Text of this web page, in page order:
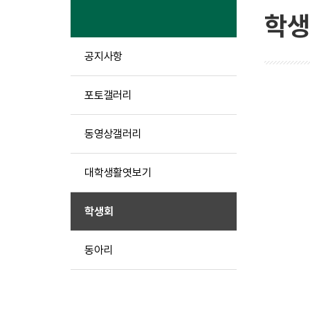
공지사항
포토갤러리
동영상갤러리
대학생활엿보기
학생회
동아리
학